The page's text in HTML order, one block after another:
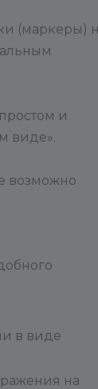
(маркеры)
и
виде».
возможно
в виде
на